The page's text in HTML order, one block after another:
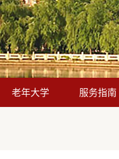
老年大学 服务指南